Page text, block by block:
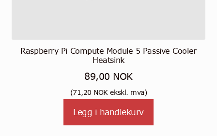
Raspberry Pi Compute Module 5 Passive Cooler
Heatsink
89,00 NOK
(71,20 NOKekskl. mva)
Legg i handlekurv